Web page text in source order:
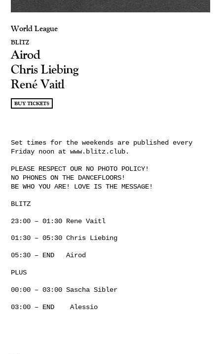
World League
BLITZ
Airod
Chris Liebing
René Vaitl
BUY TICKETS
Set times for the weekends are published every
Friday noon at www.blitz.club.
PLEASE RESPECT OUR NO PHOTO POLICY!
NO PHONES ON THE DANCEFLOORS!
BE WHO YOU ARE! LOVE IS THE MESSAGE!
BLITZ
23:00 – 01:30 Rene Vaitl
01:30 – 05:30 Chris Liebing
05:30 – END Airod
PLUS
00:00 – 03:00 Sascha Sibler
03:00 – END Alessio